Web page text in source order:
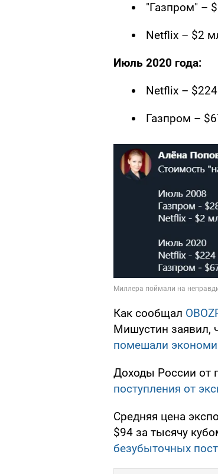
"Газпром" –
Netflix – $2
Июль 2020 года:
Netflix –
Газпром –
Как сообщал
Мишустин заявил,
помешали
Доходы России от
поступления от
Средняя цена
$94 за тысячу
безубыточных